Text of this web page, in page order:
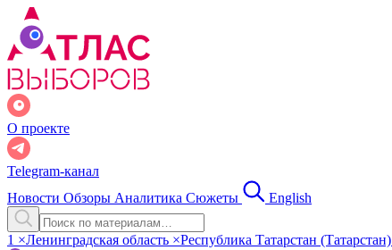
О проекте
Telegram-канал
Новости Обзоры Аналитика Сюжеты English
1 ×Ленинградская область ×Республика Татарстан (Татарстан)